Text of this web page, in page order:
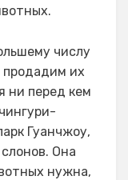
числу
продадим их
ни перед кем
Гуанчжоу,
Она
нужна,